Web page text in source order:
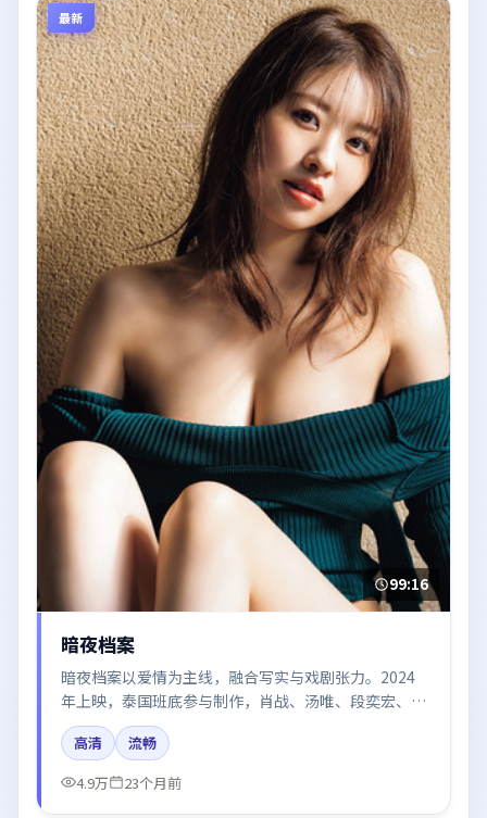
最新
99:16
暗夜档案
暗夜档案以爱情为主线，融合写实与戏剧张力。2024
年上映，泰国班底参与制作，肖战、汤唯、段奕宏、章
子怡在片中呈现细腻表演，影像风格统一，配乐与剪辑
强化了情绪曲线。
高清
流畅
4.9万
23个月前